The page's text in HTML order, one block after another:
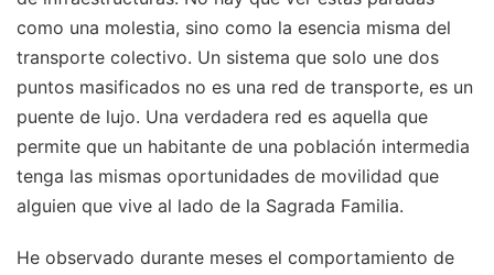
como una molestia, sino como la esencia misma del
transporte colectivo. Un sistema que solo une dos
puntos masificados no es una red de transporte, es un
puente de lujo. Una verdadera red es aquella que
permite que un habitante de una población intermedia
tenga las mismas oportunidades de movilidad que
alguien que vive al lado de la Sagrada Familia.
He observado durante meses el comportamiento de